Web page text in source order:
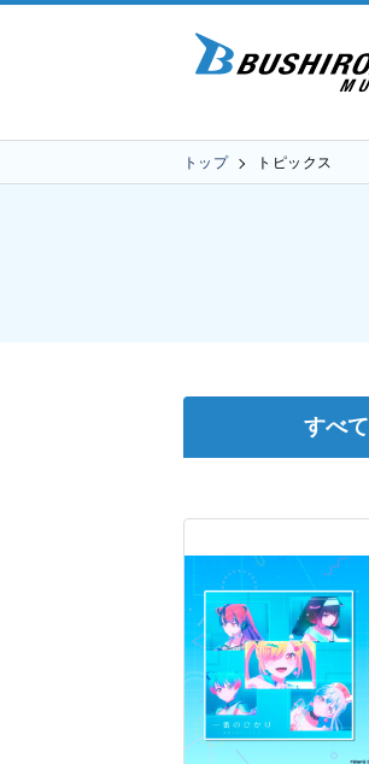
トップ トピックス
すべて